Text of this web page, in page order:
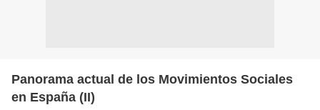
Panorama actual de los Movimientos Sociales
en España (II)